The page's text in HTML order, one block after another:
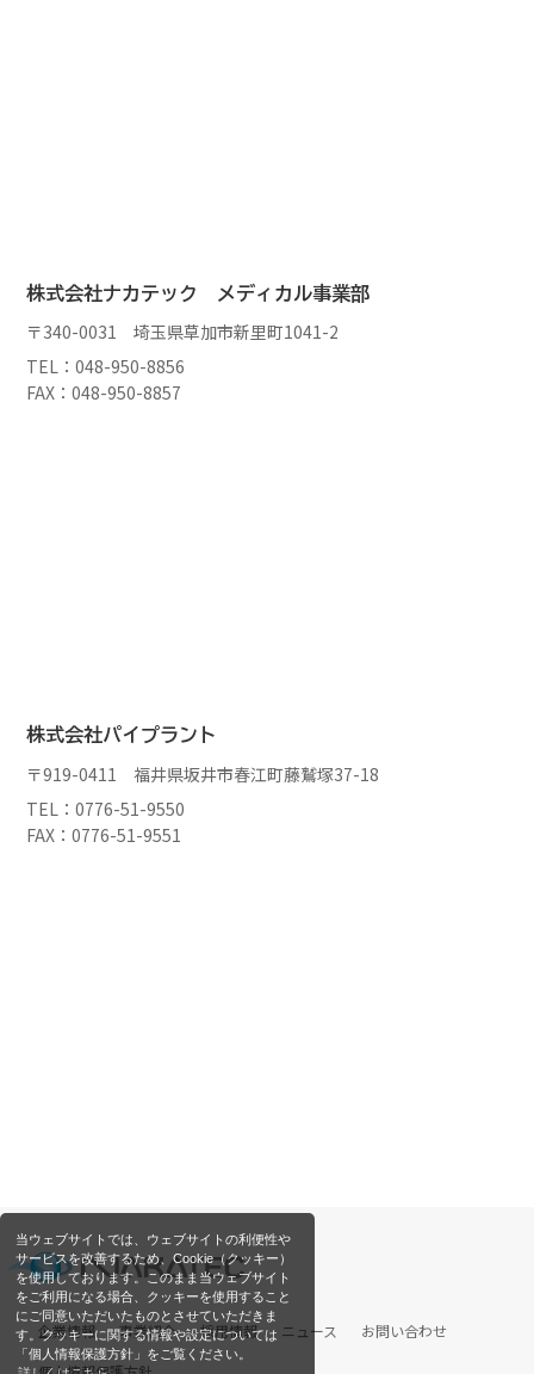
当ウェブサイトでは、ウェブサイトの利便性や
サービスを改善するため、Cookie（クッキー）
を使用しております。このまま当ウェブサイト
をご利用になる場合、クッキーを使用すること
にご同意いただいたものとさせていただきま
す。クッキーに関する情報や設定については
「個人情報保護方針」をご覧ください。
株式会社ナカテック メディカル事業部
〒340-0031 埼玉県草加市新里町1041-2
TEL：048-950-8856
FAX：048-950-8857
株式会社パイプラント
〒919-0411 福井県坂井市春江町藤鷲塚37-18
TEL：0776-51-9550
FAX：0776-51-9551
企業情報 事業紹介 採用情報 ニュース
お問い合わせ